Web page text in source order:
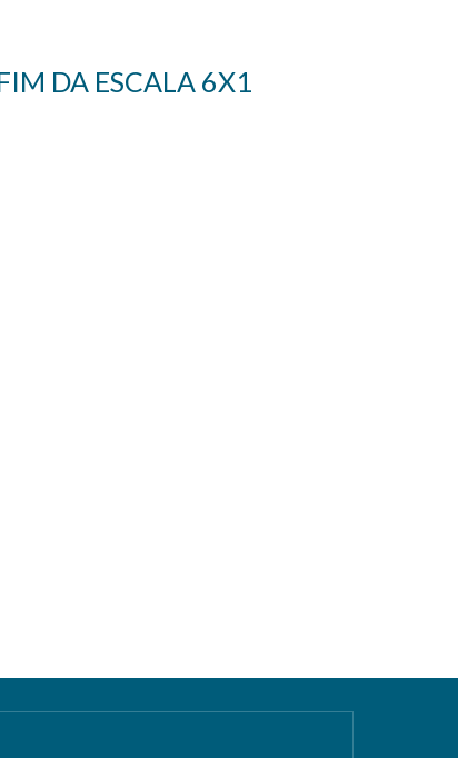
DA ESCALA 6X1